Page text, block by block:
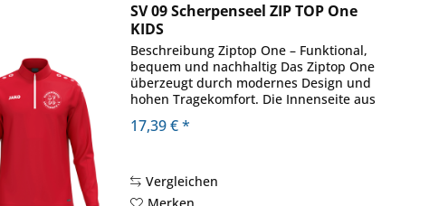
SV 09 Scherpenseel ZIP TOP One
KIDS
Beschreibung Ziptop One – Funktional,
bequem und nachhaltig Das Ziptop One
überzeugt durch modernes Design und
hohen Tragekomfort. Die Innenseite aus
weiches Gefühl auf der Haut und hält
17,39 € *
Vergleichen